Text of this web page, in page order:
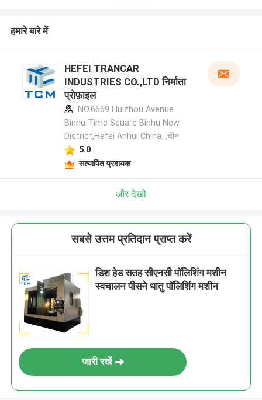
हमारे बारे में
HEFEI TRANCAR
INDUSTRIES CO.,LTD निर्माता
प्रोफ़ाइल
NO.6669 Huizhou Avenue
Binhu Time Square Binhu New
District,Hefei Anhui China. ,चीन
5.0
सत्यापित प्रदायक
और देखो
सबसे उत्तम प्रतिदान प्राप्त करें
डिश हेड सतह सीएनसी पॉलिशिंग मशीन
स्वचालन पीसने धातु पॉलिशिंग मशीन
जारी रखें